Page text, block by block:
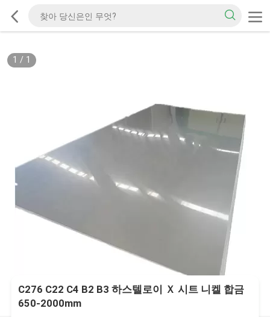
1 / 1
C276 C22 C4 B2 B3 하스텔로이 Ｘ 시트 니켈 합금
650-2000mm